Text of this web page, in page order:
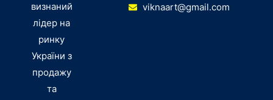
визнаний
лідер на
ринку
України з
продажу
та
viknaart@gmail.com